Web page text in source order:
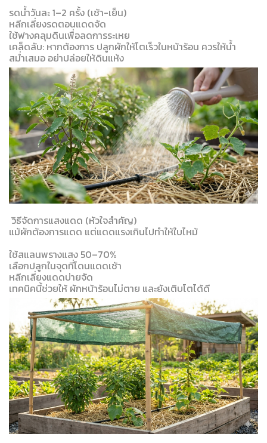
รดน้ำวันละ 1–2 ครั้ง (เช้า-เย็น)
หลีกเลี่ยงรดตอนแดดจัด
ใช้ฟางคลุมดินเพื่อลดการระเหย
เคล็ดลับ: หากต้องการ ปลูกผักให้โตเร็วในหน้าร้อน ควรให้น้ำ
สม่ำเสมอ อย่าปล่อยให้ดินแห้ง
️ วิธีจัดการแสงแดด (หัวใจสำคัญ)
แม้ผักต้องการแดด แต่แดดแรงเกินไปทำให้ใบไหม้
ใช้สแลนพรางแสง 50–70%
เลือกปลูกในจุดที่โดนแดดเช้า
หลีกเลี่ยงแดดบ่ายจัด
เทคนิคนี้ช่วยให้ ผักหน้าร้อนไม่ตาย และยังเติบโตได้ดี